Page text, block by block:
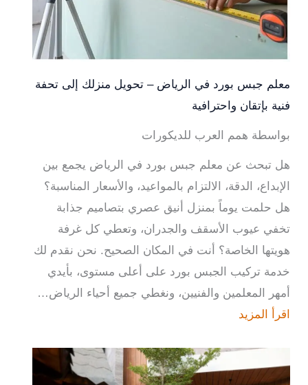
معلم جبس بورد في الرياض – تحويل منزلك إلى تحفة
فنية بإتقان واحترافية
بواسطة همم العرب للديكورات
هل تبحث عن معلم جبس بورد في الرياض يجمع بين
الإبداع، الدقة، الالتزام بالمواعيد، والأسعار المناسبة؟
هل حلمت يوماً بمنزل أنيق عصري بتصاميم جذابة
تخفي عيوب الأسقف والجدران، وتعطي كل غرفة
هويتها الخاصة؟ أنت في المكان الصحيح. نحن نقدم لك
خدمة تركيب الجبس بورد على أعلى مستوى، بأيدي
أمهر المعلمين والفنيين، ونغطي جميع أحياء الرياض…
اقرأ المزيد